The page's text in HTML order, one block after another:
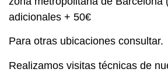
adicionales + 50€
Para otras ubicaciones consultar.
Realizamos visitas técnicas de